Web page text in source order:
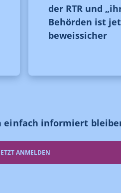
der RTR und
Behörden ist
beweissicher
einfach informiert
ANMELDEN